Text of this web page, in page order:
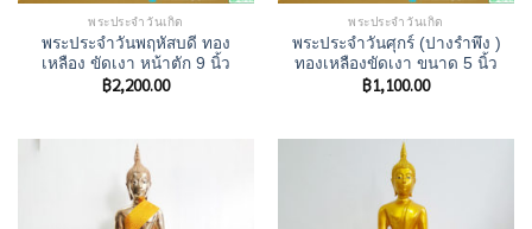
พระประจำวันเกิด
พระประจำวันพฤหัสบดี ทอง
เหลือง ขัดเงา หน้าตัก 9 นิ้ว
฿2,200.00
พระประจำวันเกิด
พระประจําวันศุกร์ (ปางรำพึง )
ทองเหลืองขัดเงา ขนาด 5 นิ้ว
฿1,100.00